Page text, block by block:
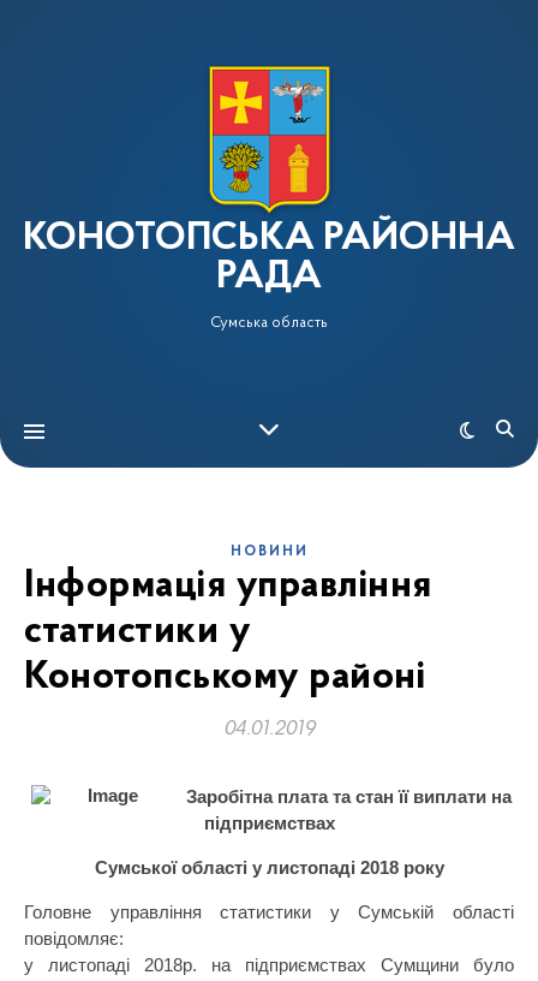
КОНОТОПСЬКА РАЙОННА
РАДА
Сумська область
НОВИНИ
Інформація управління
статистики у
Конотопському районі
04.01.2019
Заробітна плата та стан її виплати на
підприємствах
Сумської області у листопаді 2018 року
Головне управління статистики у Сумській області
повідомляє:
у листопаді 2018р. на підприємствах Сумщини було